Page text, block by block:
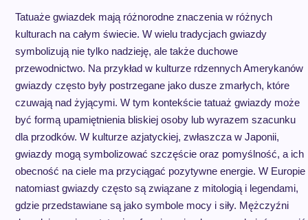
Tatuaże gwiazdek mają różnorodne znaczenia w różnych
kulturach na całym świecie. W wielu tradycjach gwiazdy
symbolizują nie tylko nadzieję, ale także duchowe
przewodnictwo. Na przykład w kulturze rdzennych Amerykanów
gwiazdy często były postrzegane jako dusze zmarłych, które
czuwają nad żyjącymi. W tym kontekście tatuaż gwiazdy może
być formą upamiętnienia bliskiej osoby lub wyrazem szacunku
dla przodków. W kulturze azjatyckiej, zwłaszcza w Japonii,
gwiazdy mogą symbolizować szczęście oraz pomyślność, a ich
obecność na ciele ma przyciągać pozytywne energie. W Europie
natomiast gwiazdy często są związane z mitologią i legendami,
gdzie przedstawiane są jako symbole mocy i siły. Mężczyźni